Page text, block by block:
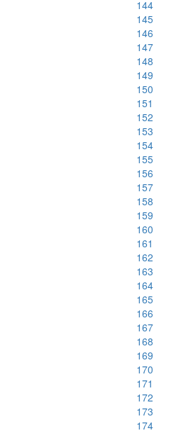
144
145
146
147
148
149
150
151
152
153
154
155
156
157
158
159
160
161
162
163
164
165
166
167
168
169
170
171
172
173
174